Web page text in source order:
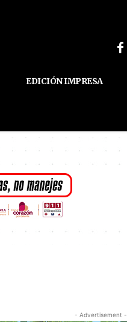
EDICIÓN IMPRESA
- Advertisement -